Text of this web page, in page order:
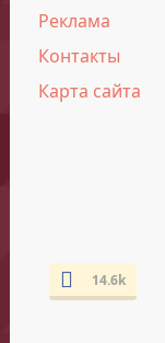
Реклама
Контакты
Карта сайта
14.6k